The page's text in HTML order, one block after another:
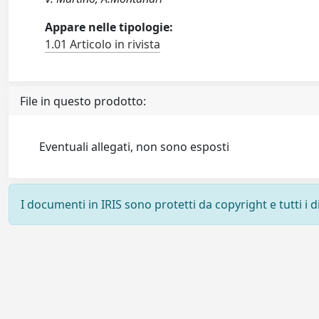
Appare nelle tipologie:
1.01 Articolo in rivista
File in questo prodotto:
Eventuali allegati, non sono esposti
I documenti in IRIS sono protetti da copyright e tutti i